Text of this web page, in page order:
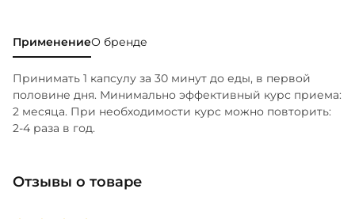
ПрименениеО бренде
Принимать 1 капсулу за 30 минут до еды, в первой
половине дня. Минимально эффективный курс приема:
2 месяца. При необходимости курс можно повторить:
2-4 раза в год.
Отзывы о товаре